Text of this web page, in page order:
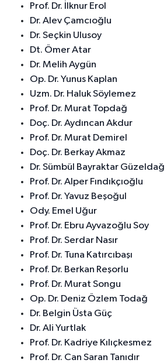
Prof. Dr. İlknur Erol
Dr. Alev Çamcıoğlu
Dr. Seçkin Ulusoy
Dt. Ömer Atar
Dr. Melih Aygün
Op. Dr. Yunus Kaplan
Uzm. Dr. Haluk Söylemez
Prof. Dr. Murat Topdağ
Doç. Dr. Aydıncan Akdur
Prof. Dr. Murat Demirel
Doç. Dr. Berkay Akmaz
Dr. Sümbül Bayraktar Güzeldağ
Prof. Dr. Alper Fındıkçıoğlu
Prof. Dr. Yavuz Beşoğul
Ody. Emel Uğur
Prof. Dr. Ebru Ayvazoğlu Soy
Prof. Dr. Serdar Nasır
Prof. Dr. Tuna Katırcıbaşı
Prof. Dr. Berkan Reşorlu
Prof. Dr. Murat Songu
Op. Dr. Deniz Özlem Todağ
Dr. Belgin Üsta Güç
Dr. Ali Yurtlak
Prof. Dr. Kadriye Kılıçkesmez
Prof. Dr. Can Saran Tanıdır